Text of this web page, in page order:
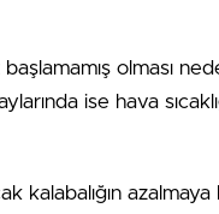
başlamamış olması
ise hava
kalabalığın